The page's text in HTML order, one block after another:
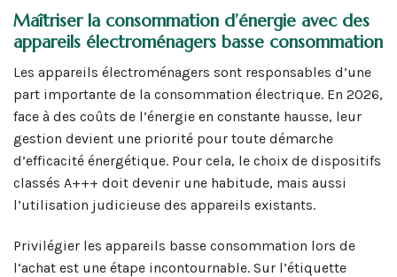
Maîtriser la consommation d’énergie avec des
appareils électroménagers basse consommation
Les appareils électroménagers sont responsables d’une
part importante de la consommation électrique. En 2026,
face à des coûts de l’énergie en constante hausse, leur
gestion devient une priorité pour toute démarche
d’efficacité énergétique. Pour cela, le choix de dispositifs
classés A+++ doit devenir une habitude, mais aussi
l’utilisation judicieuse des appareils existants.
Privilégier les appareils basse consommation lors de
l’achat est une étape incontournable. Sur l’étiquette